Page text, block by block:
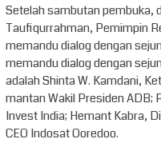
Setelah sambutan pembuka,
Taufiqurrahman, Pemimpin
memandu dialog dengan
memandu dialog dengan
adalah Shinta W. Kamdani,
mantan Wakil Presiden ADB;
Invest India; Hemant Kabra,
CEO Indosat Ooredoo.